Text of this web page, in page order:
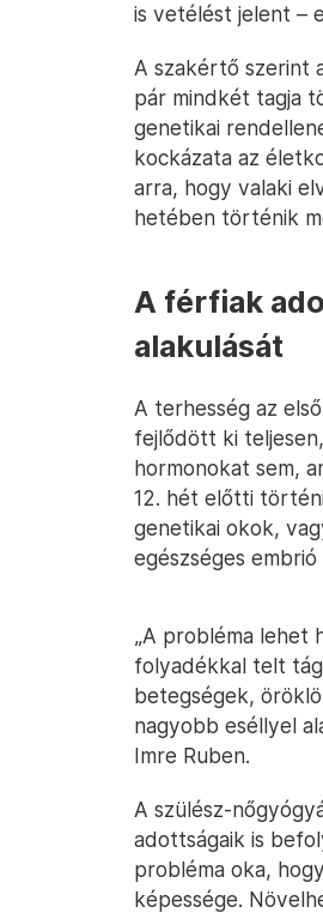
is vetélést jelent –
A szakértő szerint
pár mindkét tagja
genetikai
kockázata az
arra, hogy valaki
hetében történik
A férfiak
alakulását
A terhesség az
fejlődött ki
hormonokat sem,
12. hét előtti
genetikai okok,
egészséges
„A probléma lehet
folyadékkal telt
betegségek,
nagyobb eséllyel
Imre Ruben.
A szülész-
adottságaik is
probléma oka,
képessége.